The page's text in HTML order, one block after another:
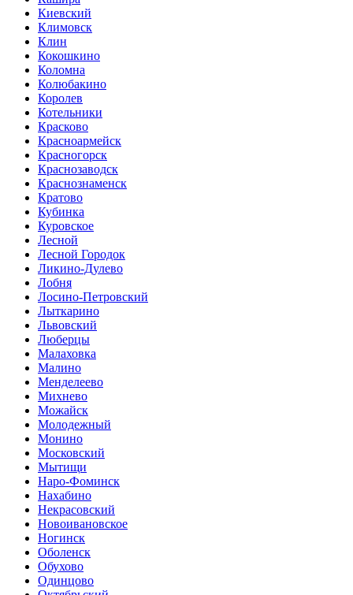
Киевский
Климовск
Клин
Кокошкино
Коломна
Колюбакино
Королев
Котельники
Красково
Красноармейск
Красногорск
Краснозаводск
Краснознаменск
Кратово
Кубинка
Куровское
Лесной
Лесной Городок
Ликино-Дулево
Лобня
Лосино-Петровский
Лыткарино
Львовский
Люберцы
Малаховка
Малино
Менделеево
Михнево
Можайск
Молодежный
Монино
Московский
Мытищи
Наро-Фоминск
Нахабино
Некрасовский
Новоивановское
Ногинск
Оболенск
Обухово
Одинцово